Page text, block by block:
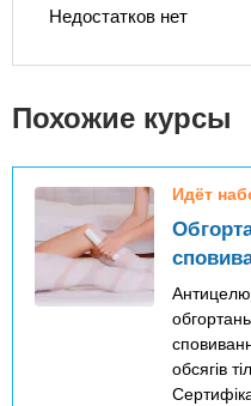
Недостатков нет
Похожие курсы
Идёт
обсягів